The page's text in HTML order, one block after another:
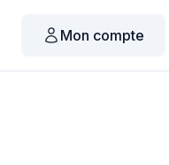
Mon compte